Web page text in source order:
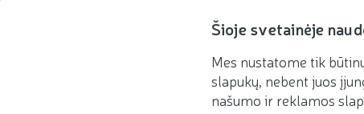
Šioje svetainėje
Mes nustatome tik
slapukų, nebent juos
našumo ir reklamos
Produkto aprašymas
Rekomenduojame